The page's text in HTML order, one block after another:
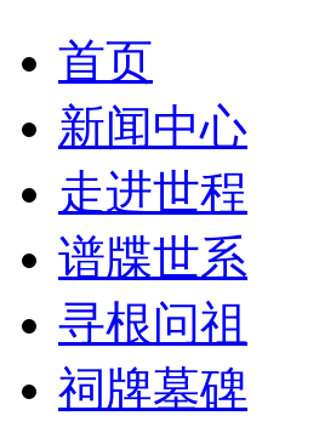
首页
新闻中心
走进世程
谱牒世系
寻根问祖
祠牌墓碑